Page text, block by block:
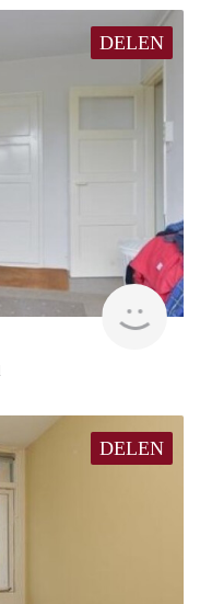
DELEN
DELEN